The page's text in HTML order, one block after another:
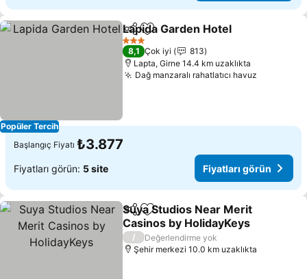
Popüler Tercih
PaylaşFavorilerime ekle
Lapida Garden Hotel
3 Yıldız
8,1 Çok iyi
813
Lapta, Girne 14.4 km uzaklıkta
Dağ manzaralı rahatlatıcı havuz
Başlangıç Fiyatı ₺3.877
Fiyatları görün: 5 site Fiyatları görün
PaylaşFavorilerime ekle
Suya Studios Near Merit
Casinos by HolidayKeys
/
Değerlendirme yok
Şehir merkezi 10.0 km uzaklıkta